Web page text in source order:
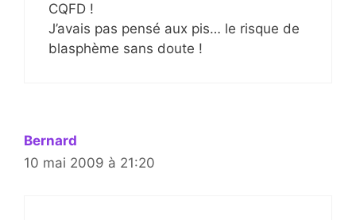
CQFD !
J’avais pas pensé aux pis… le risque de
blasphème sans doute !
Bernard
10 mai 2009 à 21:20